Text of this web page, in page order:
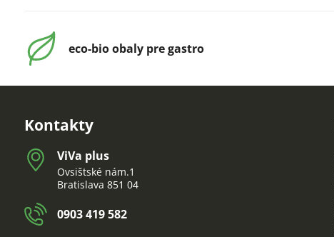
eco-bio obaly pre gastro
Kontakty
ViVa plus
Ovsištské nám.1
Bratislava 851 04
0903 419 582